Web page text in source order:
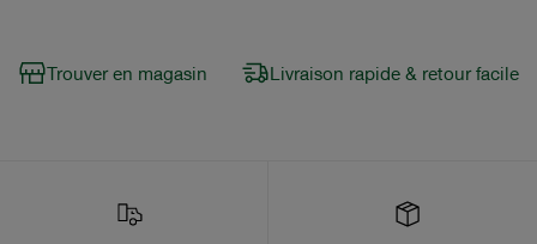
Trouver en magasin Livraison rapide & retour facile